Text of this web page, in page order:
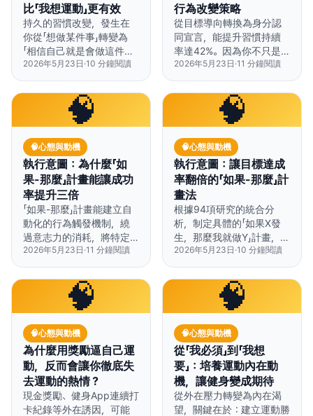
比「我想運動」更有效
持久的習慣改變，發生在
你從「想做某件事」轉變為
「相信自己就是會做這件事
的人」的那一刻。
2026年5月23日 ·10 分鐘閱讀
行為改變策略
從目標導向轉換為身分認
同宣言，能提升習慣持續
率達42%。因為你不只是
追求成果，而是在為「你想
成為的人」投票。
2026年5月23日 ·11 分鐘閱讀
🧠
🧠心態與動機
執行意圖：為什麼「如
果-那麼」計畫能讓成功
率提升三倍
「如果-那麼」計畫能建立自
動化的行為觸發機制，繞
過意志力的消耗，將特定
情境與預設行動連結，讓
執行率提升三倍。
2026年5月23日 ·11 分鐘閱讀
🧠
🧠心態與動機
執行意圖：讓目標達成
率翻倍的「如果-那麼」計
畫法
根據94項研究的統合分
析，制定具體的「如果X發
生，那麼我就做Y」計畫，能
讓你達成目標的機率翻
倍。
2026年5月23日 ·10 分鐘閱讀
🧠
🧠心態與動機
為什麼用獎勵逼自己運
動，反而會讓你徹底失
去運動的熱情？
現金獎勵、健身App連續打
卡紀錄等外在誘因，可能
🧠
🧠心態與動機
從「我必須」到「我想
要」：培養運動內在動
機，讓健身變成期待
從外在壓力轉變為內在渴
望，關鍵在於：建立運動勝